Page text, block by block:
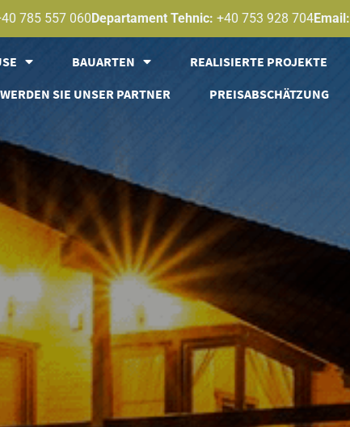
785 557 060Departament Tehnic: +40 753 928 704Email:
BAUARTEN REALISIERTE PROJEKTE
WERDEN SIE UNSER PARTNER
PREISABSCHÄTZUNG